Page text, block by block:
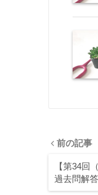
前の記事
【第34回
過去問解